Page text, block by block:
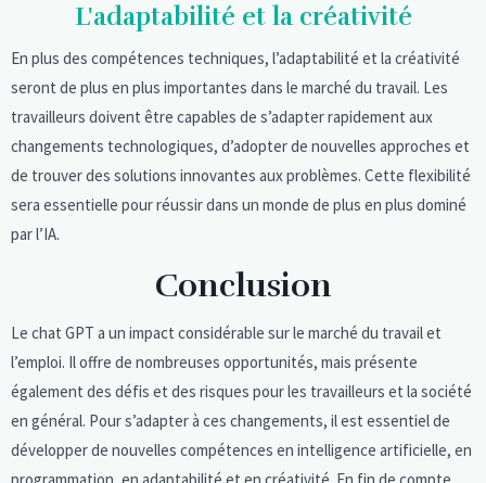
L'adaptabilité et la créativité
En plus des compétences techniques, l’adaptabilité et la créativité
seront de plus en plus importantes dans le marché du travail. Les
travailleurs doivent être capables de s’adapter rapidement aux
changements technologiques, d’adopter de nouvelles approches et
de trouver des solutions innovantes aux problèmes. Cette flexibilité
sera essentielle pour réussir dans un monde de plus en plus dominé
par l’IA.
Conclusion
Le chat GPT a un impact considérable sur le marché du travail et
l’emploi. Il offre de nombreuses opportunités, mais présente
également des défis et des risques pour les travailleurs et la société
en général. Pour s’adapter à ces changements, il est essentiel de
développer de nouvelles compétences en intelligence artificielle, en